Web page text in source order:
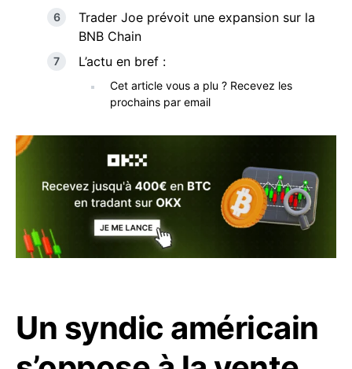
Trader Joe prévoit une expansion sur la
BNB Chain
L’actu en bref :
Cet article vous a plu ? Recevez les
prochains par email
Un syndic américain